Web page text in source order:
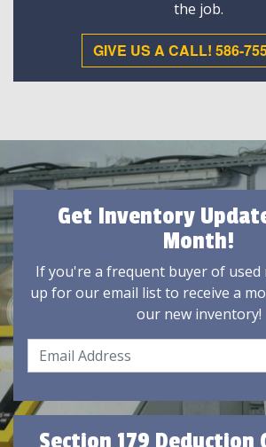
the job.
GIVE US A CALL! 586-
Get Inventory
Month!
If you're a frequent buyer of used
up for our email list to receive a
our new inventory!